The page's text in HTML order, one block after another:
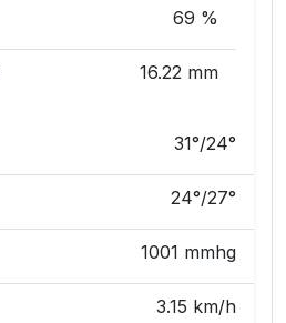
69 %
16.22 mm
31°/24°
24°/27°
1001 mmhg
3.15 km/h